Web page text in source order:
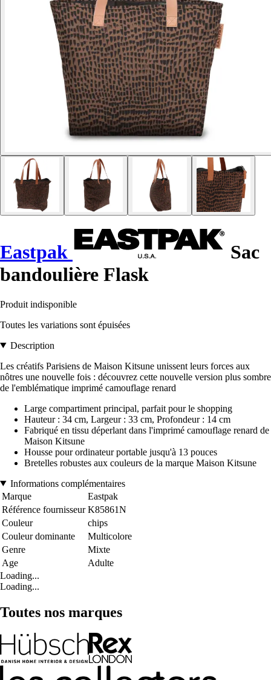
Eastpak
Sac
bandoulière Flask
Produit indisponible
Toutes les variations sont épuisées
Description
Les créatifs Parisiens de Maison Kitsune unissent leurs forces aux
nôtres une nouvelle fois : découvrez cette nouvelle version plus sombre
de l'emblématique imprimé camouflage renard
Large compartiment principal, parfait pour le shopping
Hauteur : 34 cm, Largeur : 33 cm, Profondeur : 14 cm
Fabriqué en tissu déperlant dans l'imprimé camouflage renard de
Maison Kitsune
Housse pour ordinateur portable jusqu'à 13 pouces
Bretelles robustes aux couleurs de la marque Maison Kitsune
Informations complémentaires
Marque
Eastpak
Référence fournisseur K85861N
Couleur
chips
Couleur dominante
Multicolore
Genre
Mixte
Age
Adulte
Loading...
Loading...
Toutes nos marques